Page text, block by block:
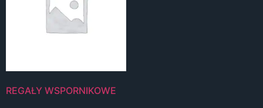
REGAŁY WSPORNIKOWE